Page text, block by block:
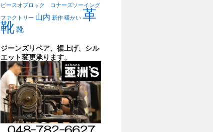
ピースオブロック コナーズソーイング
ファクトリー 山内 新作 暖かい 革
靴靴
ジーンズリペア、裾上げ、シル
エット変更承ります。